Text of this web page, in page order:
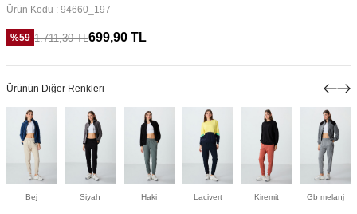
Ürün Kodu : 94660_197
%59 1.711,30TL699,90 TL
Ürünün Diğer Renkleri
Bej Siyah Haki Lacivert Kiremit Gb melanj